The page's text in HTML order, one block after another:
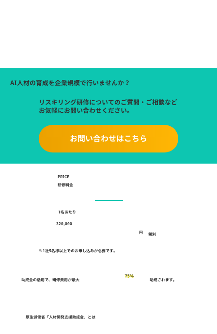
AI人材の育成を企業規模で行いませんか？
リスキリング研修についてのご質問・ご相談など
お気軽にお問い合わせください。
お問い合わせはこちら
PRICE
研修料金
1名あたり
320,000
円
税別
※1社5名様以上でのお申し込みが必要です。
助成金の活用で、研修費用が最大
75％
助成されます。
厚生労働省「人材開発支援助成金」とは